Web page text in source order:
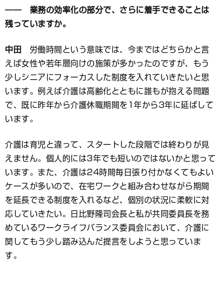
―― 業務の効率化の部分で、さらに着手できることは
残っていますか。
中田
労働時間という意味では、今まではどちらかと言
えば女性や若年層向けの施策が多かったのですが、もう
少しシニアにフォーカスした制度を入れていきたいと思
います。例えば介護は高齢化とともに誰もが抱える問題
で、既に昨年から介護休職期間を1年から3年に延ばして
います。
介護は育児と違って、スタートした段階では終わりが見
えません。個人的には3年でも短いのではないかと思って
います。また、介護は24時間毎日張り付かなくてもよい
ケースが多いので、在宅ワークと組み合わせながら期間
を延長できる制度を入れるなど、個別の状況に柔軟に対
応していきたい。日比野隆司会長と私が共同委員長を務
めているワークライフバランス委員会において、介護に
関してもう少し踏み込んだ提言をしようと思っていま
す。